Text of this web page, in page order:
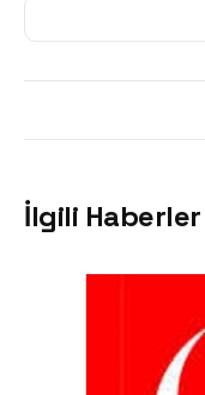
İlgili Haberler